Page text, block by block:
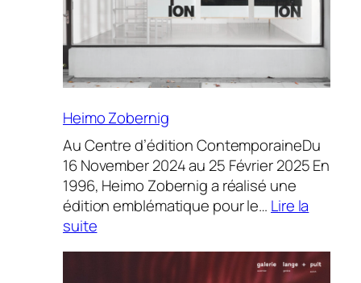
Heimo Zobernig
Au Centre d’édition ContemporaineDu
16 November 2024 au 25 Février 2025 En
1996, Heimo Zobernig a réalisé une
édition emblématique pour le… Lire la
suite: